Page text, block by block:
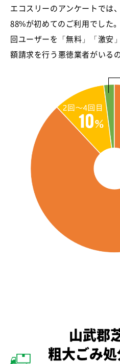
エコスリーのアンケートでは
88%が初めてのご利用でし
回ユーザーを「無料」「激安
額請求を行う悪徳業者がいる
山武郡
粗大ごみ